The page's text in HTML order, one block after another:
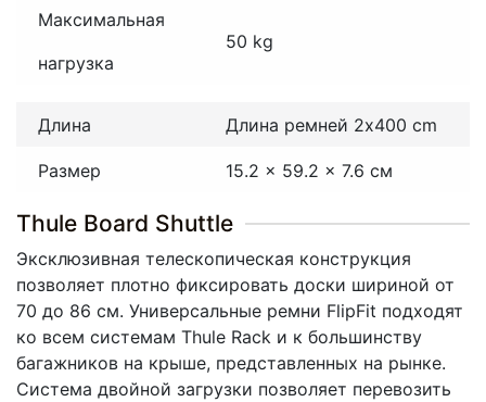
Максимальная
нагрузка
50 kg
Длина Длина ремней 2x400 cm
Размер 15.2 x 59.2 x 7.6 см
Thule Board Shuttle
Эксклюзивная телескопическая конструкция
позволяет плотно фиксировать доски шириной от
70 до 86 см. Универсальные ремни FlipFit подходят
ко всем системам Thule Rack и к большинству
багажников на крыше, представленных на рынке.
Система двойной загрузки позволяет перевозить